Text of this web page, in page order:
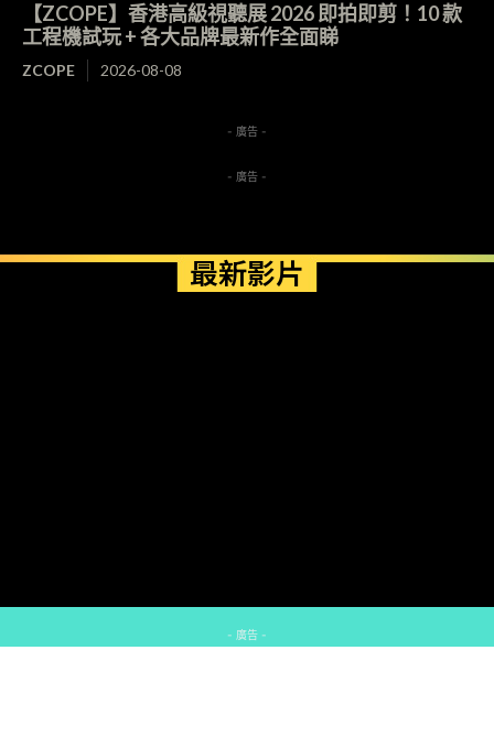
【ZCOPE】香港高級視聽展 2026 即拍即剪！10 款
工程機試玩 + 各大品牌最新作全面睇
ZCOPE 2026-08-08
- 廣告 -
- 廣告 -
最新影片
- 廣告 -